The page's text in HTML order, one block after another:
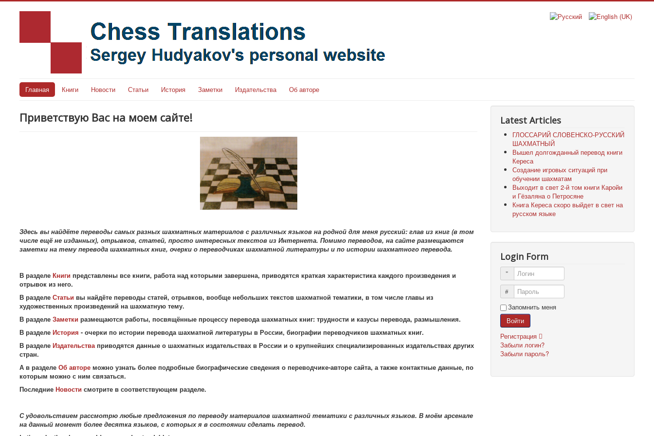
Главная Книги Новости Статьи История Заметки Издательства Об авторе
Приветствую Вас на моем сайте!
Здесь вы найдёте переводы самых разных шахматных материалов с различных языков на родной для меня русский: глав из книг (в том
числе ещё не изданных), отрывков, статей, просто интересных текстов из Интернета. Помимо переводов, на сайте размещаются
заметки на тему перевода шахматных книг, очерки о переводчиках шахматной литературы и по истории шахматного перевода.
В разделе Книги представлены все книги, работа над которыми завершена, приводятся краткая характеристика каждого произведения и
отрывок из него.
В разделе Статьи вы найдёте переводы статей, отрывков, вообще небольших текстов шахматной тематики, в том числе главы из
художественных произведений на шахматную тему.
В разделе Заметки размещаются работы, посвящённые процессу перевода шахматных книг: трудности и казусы перевода, размышления.
В разделе История - очерки по истории перевода шахматной литературы в России, биографии переводчиков шахматных книг.
В разделе Издательстваприводятся данные о шахматных издательствах в России и о крупнейших специализированных издательствах других
стран.
А в разделе Об авторе можно узнать более подробные биографические сведения о переводчике-авторе сайта, а также контактные данные, по
которым можно с ним связаться.
Последние Новости смотрите в соответствующем разделе.
С удовольствием рассмотрю любые предложения по переводу материалов шахматной тематики с различных языков. В моём арсенале
на данный момент более десятка языков, с которых я в состоянии сделать перевод.
Latest Articles
ГЛОССАРИЙ СЛОВЕНСКО-РУССКИЙ
ШАХМАТНЫЙ
Вышел долгожданный перевод книги
Кереса
Создание игровых ситуаций при
обучении шахматам
Выходит в свет 2-й том книги Каройи
и Гёзаляна о Петросяне
Книга Кереса скоро выйдет в свет на
русском языке
Login Form
Логин
Пароль
Запомнить меня
Войти
Регистрация
Забыли логин?
Забыли пароль?